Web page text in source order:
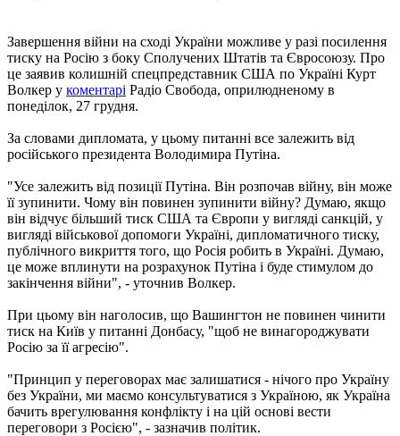
Завершення війни на сході України можливе у разі посилення
тиску на Росію з боку Сполучених Штатів та Євросоюзу. Про
це заявив колишній спецпредставник США по Україні Курт
Волкер у коментарі Радіо Свобода, оприлюдненому в
понеділок, 27 грудня.
За словами дипломата, у цьому питанні все залежить від
російського президента Володимира Путіна.
"Усе залежить від позиції Путіна. Він розпочав війну, він може
її зупинити. Чому він повинен зупинити війну? Думаю, якщо
він відчує більший тиск США та Європи у вигляді санкцій, у
вигляді військової допомоги Україні, дипломатичного тиску,
публічного викриття того, що Росія робить в Україні. Думаю,
це може вплинути на розрахунок Путіна і буде стимулом до
закінчення війни", - уточнив Волкер.
При цьому він наголосив, що Вашингтон не повинен чинити
тиск на Київ у питанні Донбасу, "щоб не винагороджувати
Росію за її агресію".
"Принцип у переговорах має залишатися - нічого про Україну
без України, ми маємо консультуватися з Україною, як Україна
бачить врегулювання конфлікту і на цій основі вести
переговори з Росією", - зазначив політик.